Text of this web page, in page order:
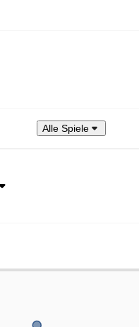
Alle Spiele